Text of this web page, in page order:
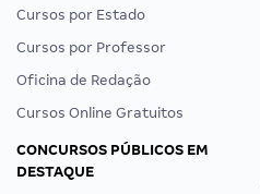
Cursos por Estado
Cursos por Professor
Oficina de Redação
Cursos Online Gratuitos
CONCURSOS PÚBLICOS EM
DESTAQUE